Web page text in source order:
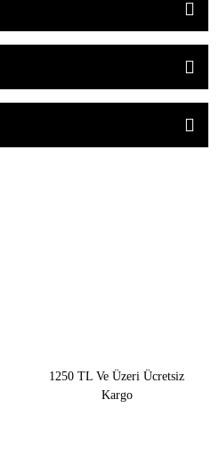
1250 TL Ve Üzeri Ücretsiz
Kargo